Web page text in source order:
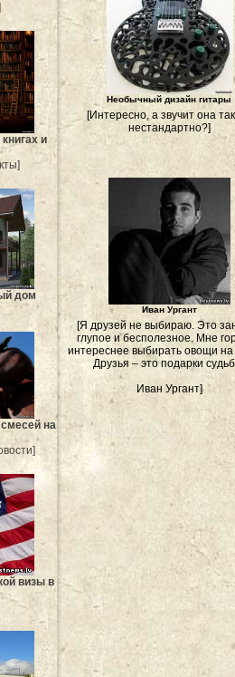
и
дом
на
визы в
Необычный дизайн гитары
[Интересно, а звучит она
нестандартно?]
Иван Ургант
[Я друзей не выбираю. Это
глупое и бесполезное. Мне
интереснее выбирать овощи
Друзья – это подарки
Иван Ургант]